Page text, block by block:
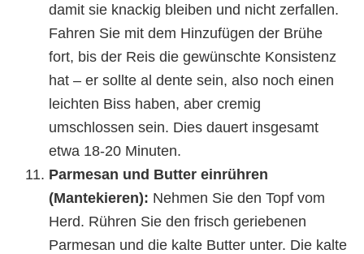
damit sie knackig bleiben und nicht zerfallen.
Fahren Sie mit dem Hinzufügen der Brühe
fort, bis der Reis die gewünschte Konsistenz
hat – er sollte al dente sein, also noch einen
leichten Biss haben, aber cremig
umschlossen sein. Dies dauert insgesamt
etwa 18-20 Minuten.
Parmesan und Butter einrühren
(Mantekieren): Nehmen Sie den Topf vom
Herd. Rühren Sie den frisch geriebenen
Parmesan und die kalte Butter unter. Die kalte